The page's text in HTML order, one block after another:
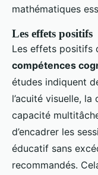
mathématiques
Les effets positifs
Les effets positifs
compétences
études indiquent
l’acuité visuelle,
capacité
d’encadrer les
éducatif sans
recommandés.